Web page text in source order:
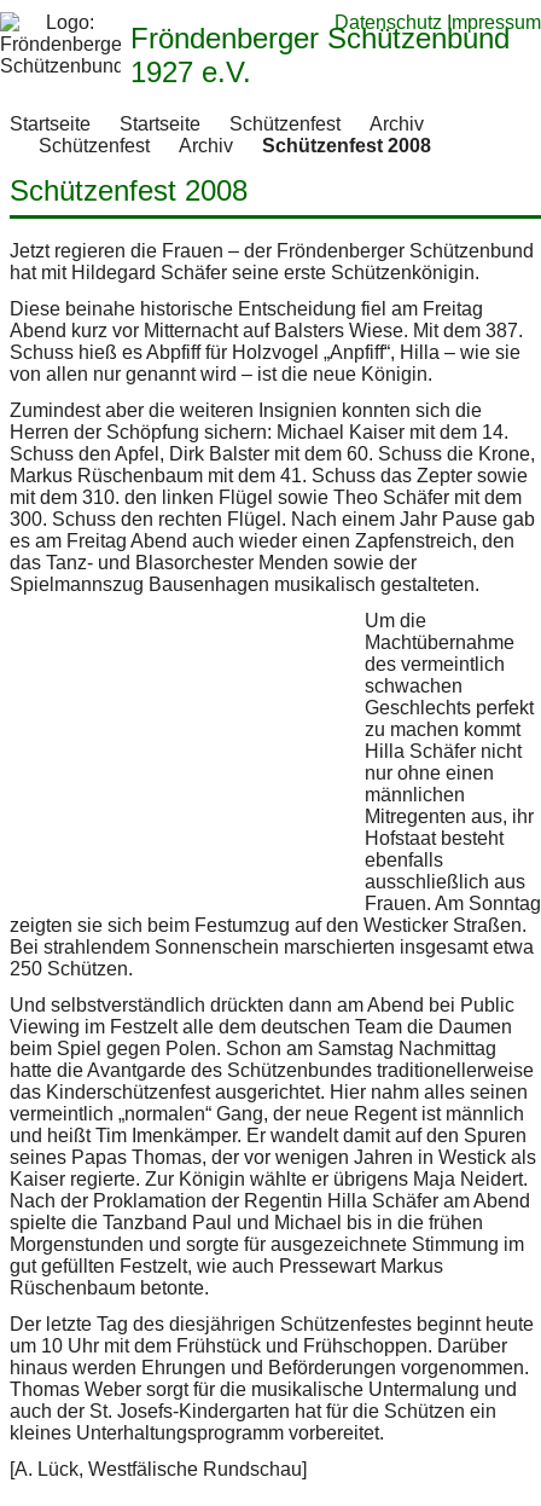
Fröndenberger Schützenbund
1927 e.V.
Datenschutz Impressum
Startseite Startseite Schützenfest
Archiv
Schützenfest
Archiv Schützenfest 2008
Schützenfest 2008
Jetzt regieren die Frauen – der Fröndenberger Schützenbund
hat mit Hildegard Schäfer seine erste Schützenkönigin.
Diese beinahe historische Entscheidung fiel am Freitag
Abend kurz vor Mitternacht auf Balsters Wiese. Mit dem 387.
Schuss hieß es Abpfiff für Holzvogel „Anpfiff“, Hilla – wie sie
von allen nur genannt wird – ist die neue Königin.
Zumindest aber die weiteren Insignien konnten sich die
Herren der Schöpfung sichern: Michael Kaiser mit dem 14.
Schuss den Apfel, Dirk Balster mit dem 60. Schuss die Krone,
Markus Rüschenbaum mit dem 41. Schuss das Zepter sowie
mit dem 310. den linken Flügel sowie Theo Schäfer mit dem
300. Schuss den rechten Flügel. Nach einem Jahr Pause gab
es am Freitag Abend auch wieder einen Zapfenstreich, den
das Tanz- und Blasorchester Menden sowie der
Spielmannszug Bausenhagen musikalisch gestalteten.
Um die
Machtübernahme
des vermeintlich
schwachen
Geschlechts perfekt
zu machen kommt
Hilla Schäfer nicht
nur ohne einen
männlichen
Mitregenten aus, ihr
Hofstaat besteht
ebenfalls
ausschließlich aus
Frauen. Am Sonntag
zeigten sie sich beim Festumzug auf den Westicker Straßen.
Bei strahlendem Sonnenschein marschierten insgesamt etwa
250 Schützen.
Und selbstverständlich drückten dann am Abend bei Public
Viewing im Festzelt alle dem deutschen Team die Daumen
beim Spiel gegen Polen. Schon am Samstag Nachmittag
hatte die Avantgarde des Schützenbundes traditionellerweise
das Kinderschützenfest ausgerichtet. Hier nahm alles seinen
vermeintlich „normalen“ Gang, der neue Regent ist männlich
und heißt Tim Imenkämper. Er wandelt damit auf den Spuren
seines Papas Thomas, der vor wenigen Jahren in Westick als
Kaiser regierte. Zur Königin wählte er übrigens Maja Neidert.
Nach der Proklamation der Regentin Hilla Schäfer am Abend
spielte die Tanzband Paul und Michael bis in die frühen
Morgenstunden und sorgte für ausgezeichnete Stimmung im
gut gefüllten Festzelt, wie auch Pressewart Markus
Rüschenbaum betonte.
Der letzte Tag des diesjährigen Schützenfestes beginnt heute
um 10 Uhr mit dem Frühstück und Frühschoppen. Darüber
hinaus werden Ehrungen und Beförderungen vorgenommen.
Thomas Weber sorgt für die musikalische Untermalung und
auch der St. Josefs-Kindergarten hat für die Schützen ein
kleines Unterhaltungsprogramm vorbereitet.
[A. Lück, Westfälische Rundschau]